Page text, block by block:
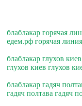
блаблакар горячая
едем.рф горячая
блаблакар глухов
глухов киев глухов
блаблакар гадяч
гадяч полтава гадяч